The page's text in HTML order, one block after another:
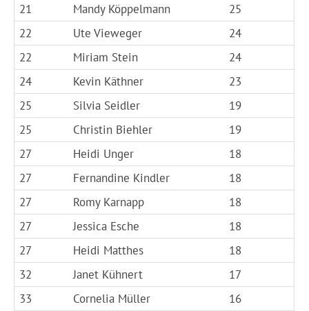
21
Mandy Köppelmann
25
22
Ute Vieweger
24
22
Miriam Stein
24
24
Kevin Käthner
23
25
Silvia Seidler
19
25
Christin Biehler
19
27
Heidi Unger
18
27
Fernandine Kindler
18
27
Romy Karnapp
18
27
Jessica Esche
18
27
Heidi Matthes
18
32
Janet Kühnert
17
33
Cornelia Müller
16